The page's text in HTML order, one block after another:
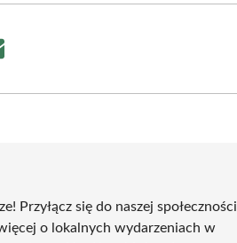
Przyłącz się do naszej społeczności
o lokalnych wydarzeniach w